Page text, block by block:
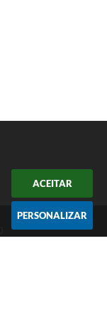
ACEITAR
PERSONALIZAR